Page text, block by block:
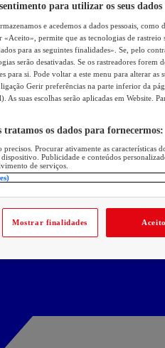
para utilizar os seus dados
e acedemos a dados pessoais,
«Aceito», permite que as tecnologias de rastreio
para as seguintes finalidades». Se, pelo
serão desativadas. Se os rastreadores forem
para si. Pode voltar a este menu para alterar as
Gerir preferências na parte inferior da
As suas escolhas serão aplicadas em Website.
tratamos os dados para fornecermos:
Procurar ativamente as características
Publicidade e conteúdos
de serviços.
Mostrar finalidades Aceito